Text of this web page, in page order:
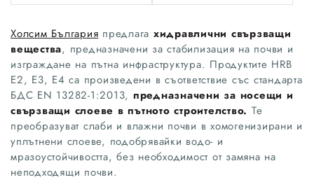
Холсим България предлага хидравлични свързващи
вещества, предназначени за стабилизация на почви и
изграждане на пътна инфраструктура. Продуктите HRB
E2, E3, E4 са произведени в съответствие със стандарта
БДС EN 13282-1:2013, предназначени за носещи и
свързващи слоеве в пътното строителство. Те
преобразуват слаби и влажни почви в хомогенизирани и
уплътнени слоеве, подобрявайки водо- и
мразоустойчивостта, без необходимост от замяна на
неподходящи почви.